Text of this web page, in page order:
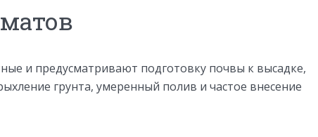
и предусматривают подготовку почвы к высадке,
грунта, умеренный полив и частое внесение